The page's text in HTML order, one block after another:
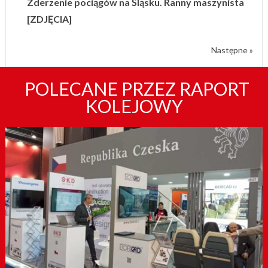
[ZDJĘCIA]
Następne »
POLECANE PRZEZ RAPORT
KOLEJOWY